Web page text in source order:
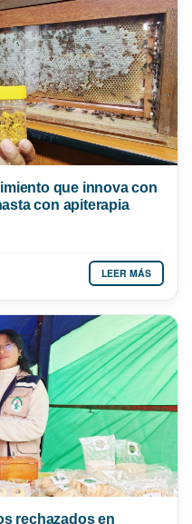
que innova con
con apiterapia
LEER MÁS
rechazados en